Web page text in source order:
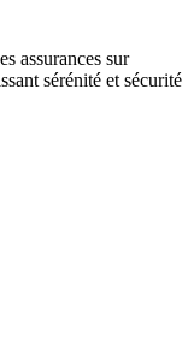
assurances sur
sérénité et sécurité